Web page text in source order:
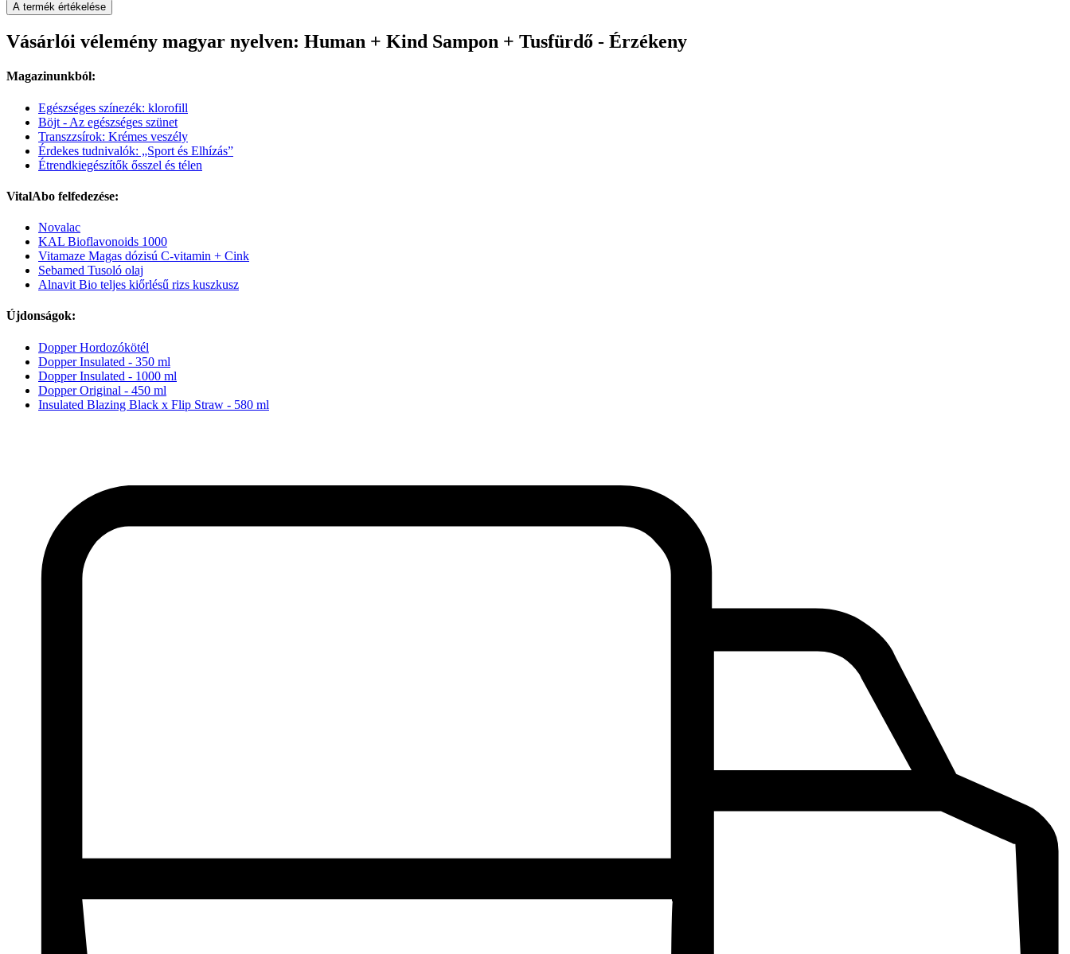
A termék értékelése
Vásárlói vélemény magyar nyelven: Human + Kind Sampon + Tusfürdő - Érzékeny
Magazinunkból:
Egészséges színezék: klorofill
Böjt - Az egészséges szünet
Transzzsírok: Krémes veszély
Érdekes tudnivalók: „Sport és Elhízás”
Étrendkiegészítők ősszel és télen
VitalAbo felfedezése:
Novalac
KAL Bioflavonoids 1000
Vitamaze Magas dózisú C-vitamin + Cink
Sebamed Tusoló olaj
Alnavit Bio teljes kiőrlésű rizs kuszkusz
Újdonságok:
Dopper Hordozókötél
Dopper Insulated - 350 ml
Dopper Insulated - 1000 ml
Dopper Original - 450 ml
Insulated Blazing Black x Flip Straw - 580 ml